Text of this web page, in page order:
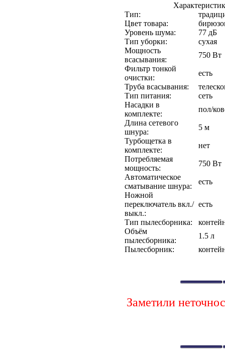
Тип:
Цвет товара:
Уровень шума:
77 дБ
Тип уборки:
сухая
Мощность
всасывания:
750 Вт
Фильтр тонкой
очистки:
есть
Труба всасывания:
Тип питания:
сеть
Насадки в
комплекте:
пол/
Длина сетевого
шнура:
5 м
Турбощетка в
комплекте:
нет
Потребляемая
мощность:
750 Вт
Автоматическое
сматывание шнура:
есть
Ножной
переключатель вкл./
выкл.:
есть
Тип пылесборника:
Объём
пылесборника:
1.5 л
Пылесборник:
Заметили